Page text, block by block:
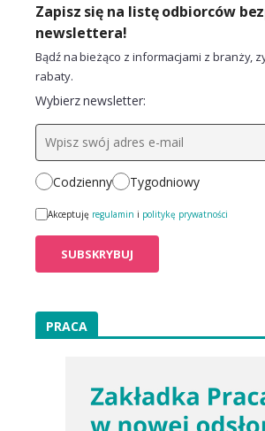
Zapisz się na listę odbiorców
newslettera!
Bądź na bieżąco z informacjami z branży,
rabaty.
Wybierz newsletter:
Codzienny Tygodniowy
Akceptuję regulamin i politykę prywatności
PRACA